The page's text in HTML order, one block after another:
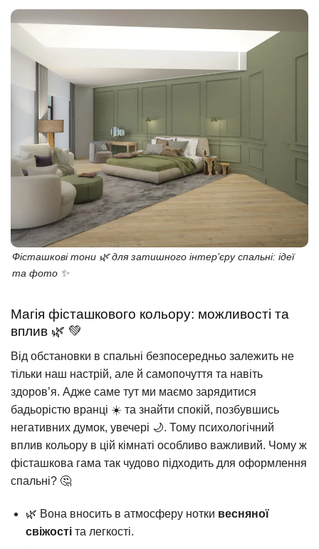
Фісташкові тони 🌿 для затишного інтер’єру спальні: ідеї
та фото ✨
Магія фісташкового кольору: можливості та
вплив 🌿 💚
Від обстановки в спальні безпосередньо залежить не
тільки наш настрій, але й самопочуття та навіть
здоров’я. Адже саме тут ми маємо зарядитися
бадьорістю вранці ☀️ та знайти спокій, позбувшись
негативних думок, увечері 🌙. Тому психологічний
вплив кольору в цій кімнаті особливо важливий. Чому ж
фісташкова гама так чудово підходить для оформлення
спальні? 🤔
🌿 Вона вносить в атмосферу нотки весняної
свіжостіта легкості.